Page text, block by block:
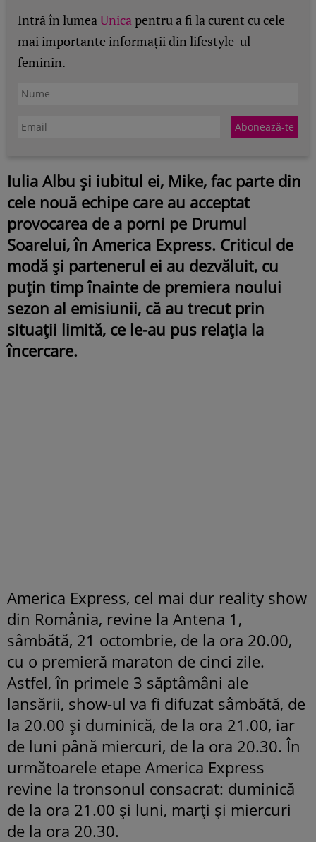
Intră în lumeaUnicapentru a fi la curent cu cele
mai importante informații din lifestyle-ul
feminin.
Iulia Albu și iubitul ei, Mike, fac parte din
cele nouă echipe care au acceptat
provocarea de a porni pe Drumul
Soarelui, în America Express. Criticul de
modă și partenerul ei au dezvăluit, cu
puțin timp înainte de premiera noului
sezon al emisiunii, că au trecut prin
situații limită, ce le-au pus relația la
încercare.
America Express, cel mai dur reality show
din România, revine la Antena 1,
sâmbătă, 21 octombrie, de la ora 20.00,
cu o premieră maraton de cinci zile.
Astfel, în primele 3 săptâmâni ale
lansării, show-ul va fi difuzat sâmbătă, de
la 20.00 și duminică, de la ora 21.00, iar
de luni până miercuri, de la ora 20.30. În
următoarele etape America Express
revine la tronsonul consacrat: duminică
de la ora 21.00 și luni, marți și miercuri
de la ora 20.30.